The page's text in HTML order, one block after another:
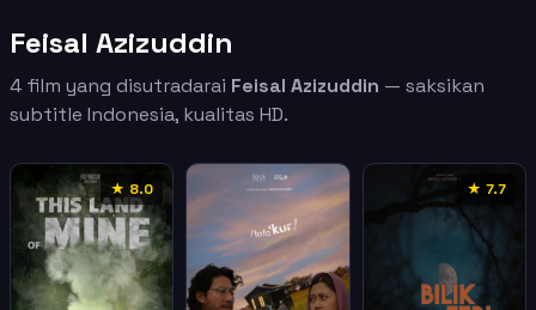
Feisal Azizuddin
4 film yang disutradarai Feisal Azizuddin — saksikan
subtitle Indonesia, kualitas HD.
★ 8.0 ★ 7.7